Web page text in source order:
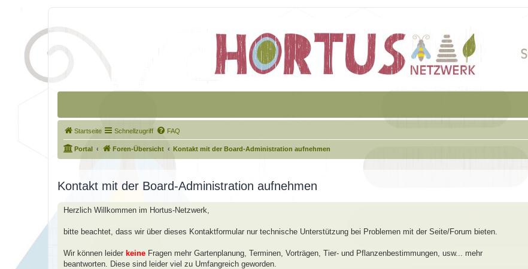
Startseite Schnellzugriff FAQ
Portal Foren-Übersicht Kontakt mit der Board-Administration aufnehmen
Kontakt mit der Board-Administration aufnehmen
Herzlich Willkommen im Hortus-Netzwerk,
bitte beachtet, dass wir über dieses Kontaktformular nur technische Unterstützung bei Problemen mit der Seite/Forum bieten.
Wir können leider keine Fragen mehr Gartenplanung, Terminen, Vorträgen, Tier- und Pflanzenbestimmungen, usw... mehr
beantworten. Diese sind leider viel zu Umfangreich geworden.